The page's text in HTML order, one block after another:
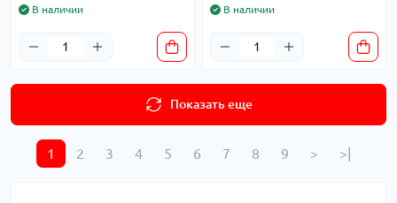
В наличии В наличии
Показать еще
1 2 3 4 5 6 7 8 9 > >|